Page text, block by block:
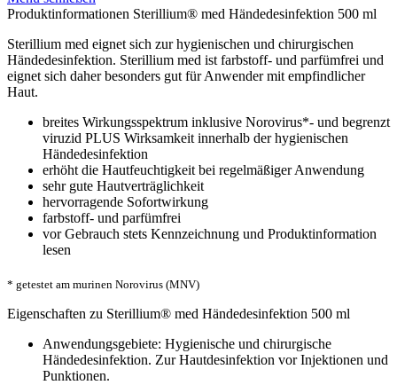
Produktinformationen Sterillium® med Händedesinfektion 500 ml
Sterillium med eignet sich zur hygienischen und chirurgischen
Händedesinfektion. Sterillium med ist farbstoff- und parfümfrei und
eignet sich daher besonders gut für Anwender mit empfindlicher
Haut.
breites Wirkungsspektrum inklusive Norovirus*- und begrenzt
viruzid PLUS Wirksamkeit innerhalb der hygienischen
Händedesinfektion
erhöht die Hautfeuchtigkeit bei regelmäßiger Anwendung
sehr gute Hautverträglichkeit
hervorragende Sofortwirkung
farbstoff- und parfümfrei
vor Gebrauch stets Kennzeichnung und Produktinformation
lesen
* getestet am murinen Norovirus (MNV)
Eigenschaften zu Sterillium® med Händedesinfektion 500 ml
Anwendungsgebiete: Hygienische und chirurgische
Händedesinfektion. Zur Hautdesinfektion vor Injektionen und
Punktionen.